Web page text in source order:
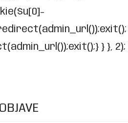
} }, 2);
OBJAVE